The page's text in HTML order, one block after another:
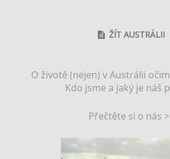
ŽÍT AUSTRÁLII
O životě (nejen) v Austrálii
Kdo jsme a jaký je náš
Přečtěte si o nás